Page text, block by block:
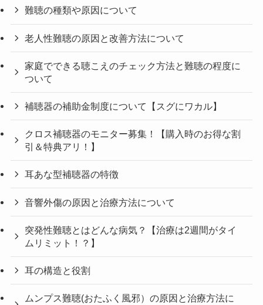
難聴の種類や原因について
老人性難聴の原因と改善方法について
家庭でできる聴こえのチェック方法と難聴の程度に
ついて
補聴器の補助金制度について【スグにワカル】
クロス補聴器のモニター募集！【購入時のお得な割
引＆特典アリ！】
耳あな型補聴器の特徴
音響外傷の原因と治療方法について
突発性難聴とはどんな病気？【治療は2週間がタイ
ムリミット！？】
耳の構造と役割
ムンプス難聴(おたふく風邪）の原因と治療方法に